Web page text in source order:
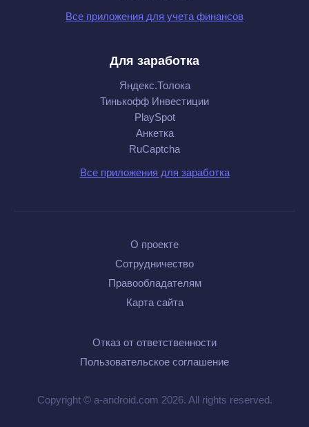
Все приложения для учета финансов
Для заработка
Яндекс.Толока
Тинькофф Инвестиции
PlaySpot
Анкетка
RuCaptcha
Все приложения для заработка
О проекте
Сотрудничество
Правообладателям
Карта сайта
Отказ от ответственности
Пользовательское соглашение
Copyright © a-android.com 2026. All rights reserved.